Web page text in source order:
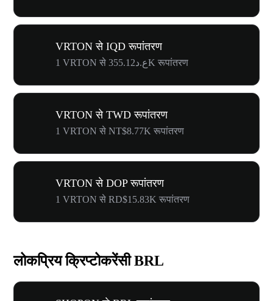
VRTON से IQD रूपांतरण
1 VRTON से ع.د355.12K रूपांतरण
VRTON से TWD रूपांतरण
1 VRTON से NT$8.77K रूपांतरण
VRTON से DOP रूपांतरण
1 VRTON से RD$15.83K रूपांतरण
लोकप्रिय क्रिप्टोकरेंसी BRL